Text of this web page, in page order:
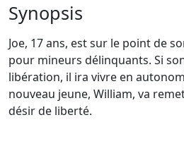
Synopsis
Joe, 17 ans, est sur le point de
pour mineurs délinquants. Si
libération, il ira vivre en
nouveau jeune, William, va
désir de liberté.